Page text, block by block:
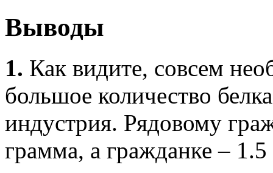
Выводы
1. Как видите, совсем
большое количество
индустрия. Рядовому
грамма, а гражданке – 1.5